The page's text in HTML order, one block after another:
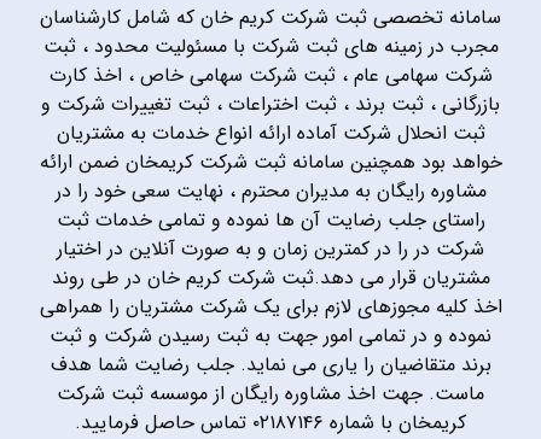
سامانه تخصصی ثبت شرکت کریم خان که شامل کارشناسان
مجرب در زمینه های ثبت شرکت با مسئولیت محدود ، ثبت
شرکت سهامی عام ، ثبت شرکت سهامی خاص ، اخذ کارت
بازرگانی ، ثبت برند ، ثبت اختراعات ، ثبت تغییرات شرکت و
ثبت انحلال شرکت آماده ارائه انواع خدمات به مشتریان
خواهد بود همچنین سامانه ثبت شرکت کریمخان ضمن ارائه
مشاوره رایگان به مدیران محترم ، نهایت سعی خود را در
راستای جلب رضایت آن ها نموده و تمامی خدمات ثبت
شرکت در را در کمترین زمان و به صورت آنلاین در اختیار
مشتریان قرار می دهد.ثبت شرکت کریم خان در طی روند
اخذ کلیه مجوزهای لازم برای یک شرکت مشتریان را همراهی
نموده و در تمامی امور جهت به ثبت رسیدن شرکت و ثبت
برند متقاضیان را یاری می نماید. جلب رضایت شما هدف
ماست. جهت اخذ مشاوره رایگان از موسسه ثبت شرکت
کریمخان با شماره ۰۲۱۸۷۱۴۶ تماس حاصل فرمایید.